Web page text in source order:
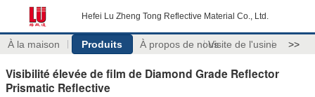
Hefei Lu Zheng Tong Reflective Material Co., Ltd.
À la maison Produits À propos de nousVisite de l'usine >>
Visibilité élevée de film de Diamond Grade Reflector
Prismatic Reflective